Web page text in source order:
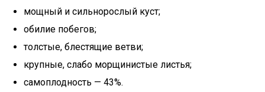
мощный и сильнорослый куст;
обилие побегов;
толстые, блестящие ветви;
крупные, слабо морщинистые листья;
самоплодность — 43%.